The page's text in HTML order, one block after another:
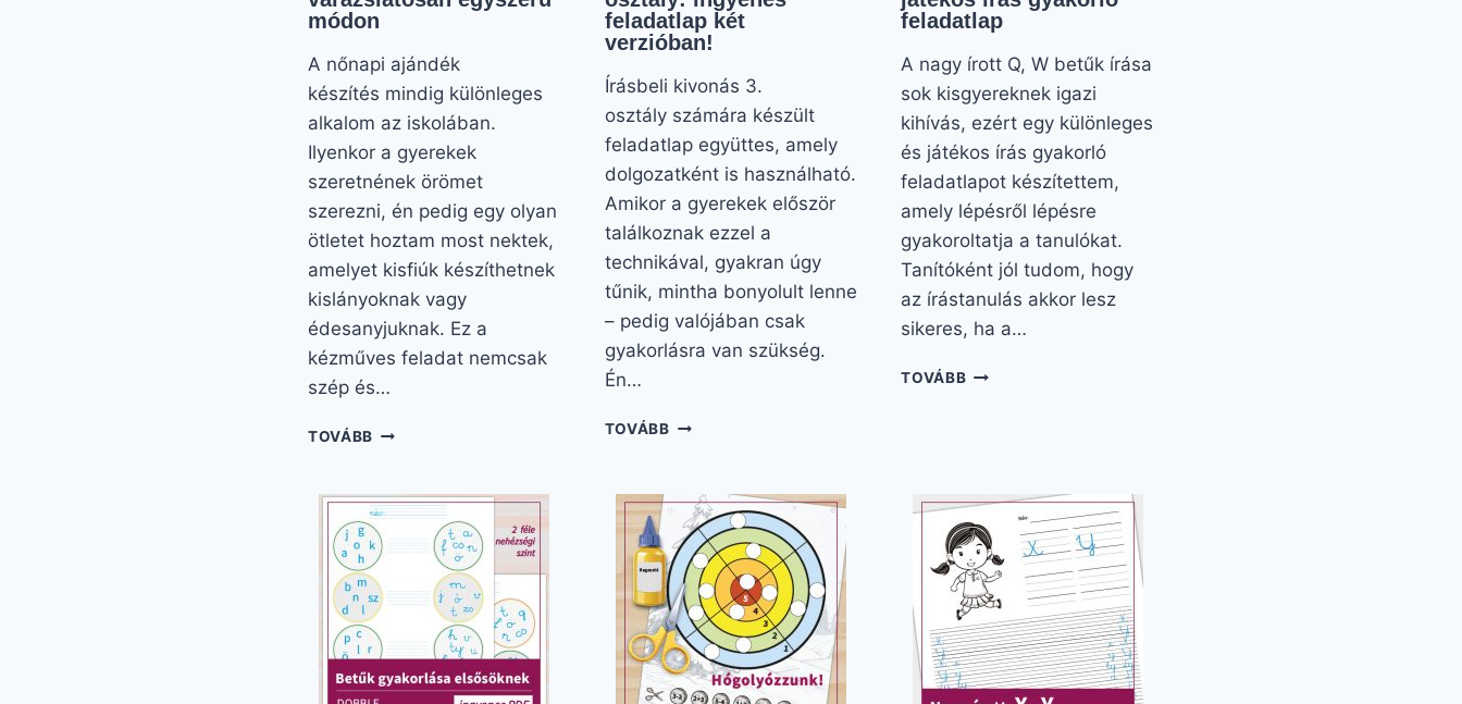
módon
A nőnapi ajándék
készítés mindig különleges
alkalom az iskolában.
Ilyenkor a gyerekek
szeretnének örömet
szerezni, én pedig egy olyan
ötletet hoztam most nektek,
amelyet kisfiúk készíthetnek
kislányoknak vagy
édesanyjuknak. Ez a
kézműves feladat nemcsak
szép és…
TOVÁBB NŐNAPI
VARÁZSLATOSAN
EGYSZERŰ
MÓDON
feladatlap két
verzióban!
Írásbeli kivonás 3.
osztály számára készült
feladatlap együttes, amely
dolgozatként is használható.
Amikor a gyerekek először
találkoznak ezzel a
technikával, gyakran úgy
tűnik, mintha bonyolult lenne
– pedig valójában csak
gyakorlásra van szükség.
Én…
TOVÁBB ÍRÁSBELI
OSZTÁLY:
INGYENES
FELADATLAP
KÉT
VERZIÓBAN!
feladatlap
A nagy írott Q, W betűk írása
sok kisgyereknek igazi
kihívás, ezért egy különleges
és játékos írás gyakorló
feladatlapot készítettem,
amely lépésről lépésre
gyakoroltatja a tanulókat.
Tanítóként jól tudom, hogy
az írástanulás akkor lesz
sikeres, ha a…
TOVÁBB NAGY
JÁTÉKOS
ÍRÁS
GYAKORLÓ
FELADATLAP